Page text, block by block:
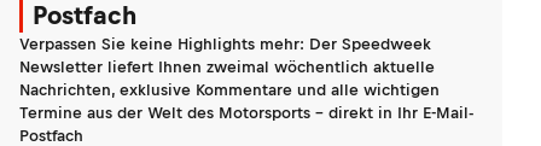
Postfach
Verpassen Sie keine Highlights mehr: Der Speedweek
Newsletter liefert Ihnen zweimal wöchentlich aktuelle
Nachrichten, exklusive Kommentare und alle wichtigen
Termine aus der Welt des Motorsports - direkt in Ihr E-Mail-
Postfach